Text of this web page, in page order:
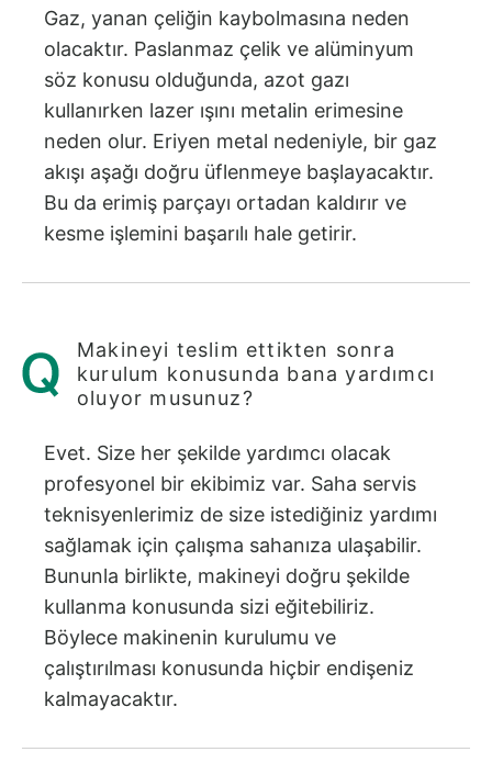
Gaz, yanan çeliğin kaybolmasına neden
olacaktır. Paslanmaz çelik ve alüminyum
söz konusu olduğunda, azot gazı
kullanırken lazer ışını metalin erimesine
neden olur. Eriyen metal nedeniyle, bir gaz
akışı aşağı doğru üflenmeye başlayacaktır.
Bu da erimiş parçayı ortadan kaldırır ve
kesme işlemini başarılı hale getirir.
Makineyi teslim ettikten sonra
kurulum konusunda bana yardımcı
oluyor musunuz?
Evet. Size her şekilde yardımcı olacak
profesyonel bir ekibimiz var. Saha servis
teknisyenlerimiz de size istediğiniz yardımı
sağlamak için çalışma sahanıza ulaşabilir.
Bununla birlikte, makineyi doğru şekilde
kullanma konusunda sizi eğitebiliriz.
Böylece makinenin kurulumu ve
çalıştırılması konusunda hiçbir endişeniz
kalmayacaktır.